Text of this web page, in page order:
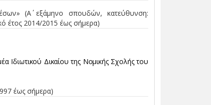
(Α΄ εξάμηνο σπουδών, κατεύθυνση:
έτος 2014/2015 έως σήμερα)
Δικαίου της Νομικής Σχολής του
έως σήμερα)